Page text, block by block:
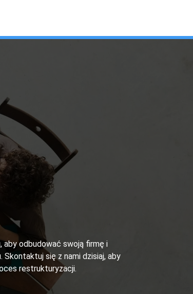
aby odbudować swoją firmę i
się z nami dzisiaj, aby
restrukturyzacji.